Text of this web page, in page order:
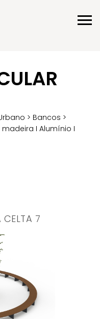
> Bancos >
I Alumínio I
CELTA 7